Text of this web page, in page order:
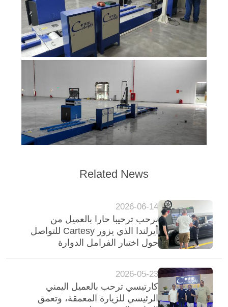
Related News
2026-06-14
نرحب ترحيبا حارا بالعميل من
أيرلندا الذي يزور Cartesy للتواصل
حول اختبار الفرامل الدوارة
2026-05-23
كارتيسي ترحب بالعميل اليمني
الرئيسي للزيارة المعمقة، وتعمق